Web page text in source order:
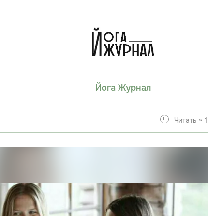
Йога Журнал
Читать ~